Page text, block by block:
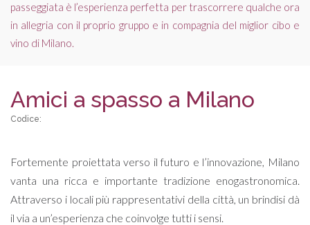
passeggiata è l’esperienza perfetta per trascorrere qualche ora
in allegria con il proprio gruppo e in compagnia del miglior cibo e
vino di Milano.
Amici a spasso a Milano
Codice:
Fortemente proiettata verso il futuro e l’innovazione, Milano
vanta una ricca e importante tradizione enogastronomica.
Attraverso i locali più rappresentativi della città, un brindisi dà
il via a un’esperienza che coinvolge tutti i sensi.